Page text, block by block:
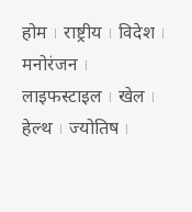
होम राष्ट्रीय
विदेश
मनोरंजन
लाइफस्टाइल
खेल
हेल्थ
ज्योतिष